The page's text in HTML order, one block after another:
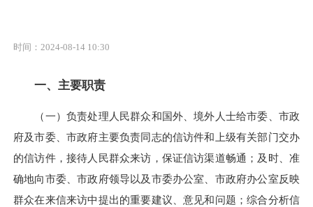
时间：2024-08-14 10:30
一、主要职责
（一）负责处理人民群众和国外、境外人士给市委、市政
府及市委、市政府主要负责同志的信访件和上级有关部门交办
的信访件，接待人民群众来访，保证信访渠道畅通；及时、准
确地向市委、市政府领导以及市委办公室、市政府办公室反映
群众在来信来访中提出的重要建议、意见和问题；综合分析信